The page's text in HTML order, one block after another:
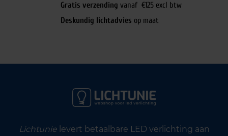
Gratis verzending vanaf €125 excl btw
Deskundig lichtadvies op maat
Lichtunielevert betaalbare LED verlichting aan